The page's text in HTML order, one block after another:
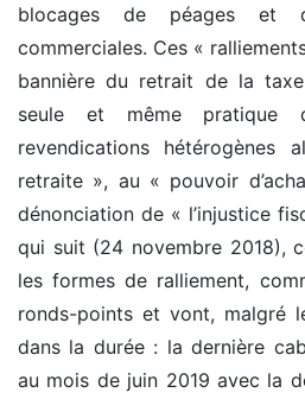
blocages de péages et
commerciales. Ces «
bannière du retrait de la
seule et même pratique
revendications
retraite », au « pouvoir
dénonciation de « l’injustice
qui suit (24 novembre 2018),
les formes de ralliement,
ronds-points et vont, malgré
dans la durée : la dernière
au mois de juin 2019 avec la